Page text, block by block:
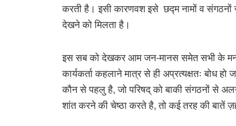
करती है। इसी कारणवश इसे छद्म नामों व संगठनों
देखने को मिलता है।
इस सब को देखकर आम जन-मानस समेत सभी के मन
कार्यकर्ता कहलाने मात्र से ही अप्रत्यक्षतः बोध
कौन से पहलु है, जो परिषद् को बाकी संगठनों से
शांत करने की चेष्ठा करते है, तो कई तरह की बातें